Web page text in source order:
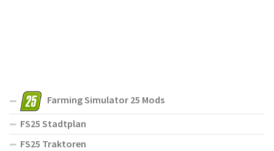
Farming Simulator 25 Mods
FS25 Stadtplan
FS25 Traktoren